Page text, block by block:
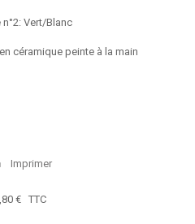
Vert/Blanc
céramique peinte à la main
Imprimer
€ TTC